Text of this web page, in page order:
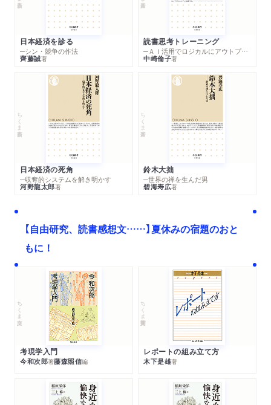
日本経済を診る
─シン・競争の作法
齊藤誠著
読書思考トレーニング
─ＡＩ活用でロジカルにアウトプットする技法
中崎倫子著
ちくま新書
日本経済の死角
─収奪的システムを解き明かす
河野龍太郎著
ちくま新書
鈴木大拙
─世界の禅を生んだ男
碧海寿広著
【自由研究、読書感想文……】夏休みの宿題のおと
もに！
ちくま文庫
考現学入門
今和次郎著藤森照信編
ちくま学芸文庫
レポートの組み立て方
木下是雄著